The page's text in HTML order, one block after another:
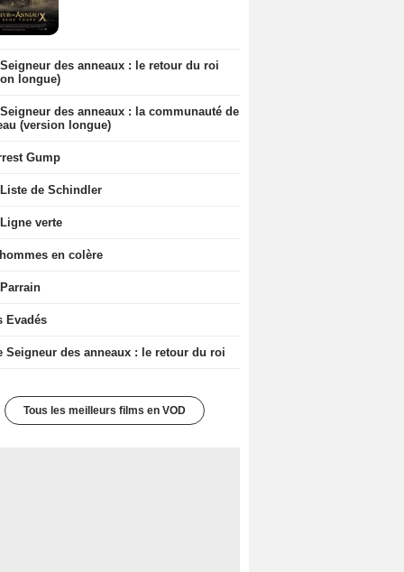
des anneaux : le retour du roi
longue)
des anneaux : la communauté de
(version longue)
Gump
de Schindler
verte
en colère
Evadés
Seigneur des anneaux : le retour du roi
Tous les meilleurs films en VOD